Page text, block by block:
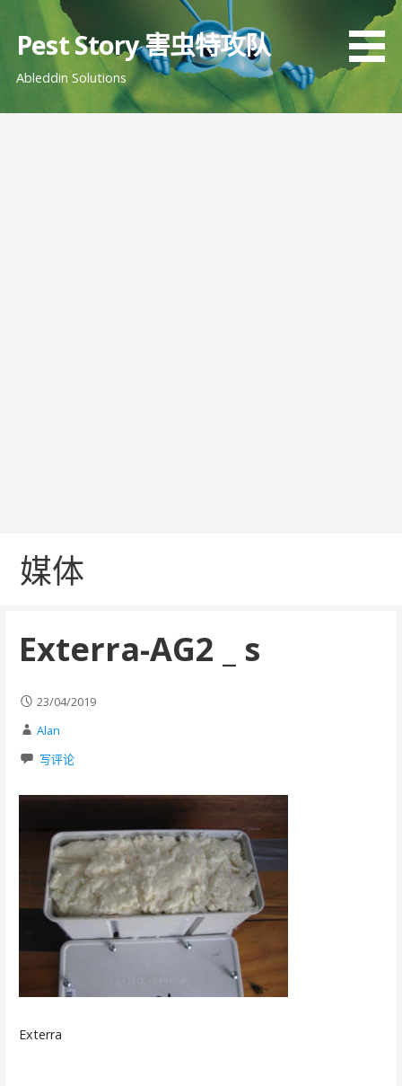
Pest Story 害虫特攻队
Ableddin Solutions
媒体
Exterra-AG2 _ s
23/04/2019
Alan
写评论
Exterra